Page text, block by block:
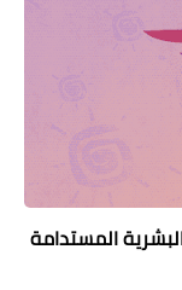
لأسرة
المستدامة